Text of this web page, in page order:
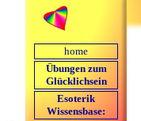
home
Übungen zum
Glücklichsein
Esoterik
Wissensbase: